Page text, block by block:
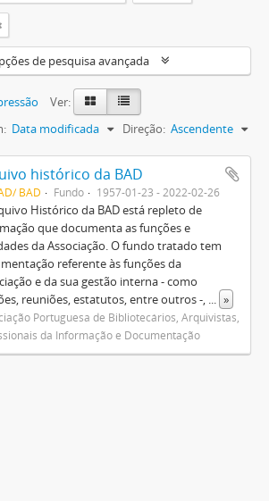
de pesquisa avançada
Ver:
Data modificada Direção: Ascendente
histórico da BAD
BAD Fundo 1957-01-23 - 2022-02-26
Histórico da BAD está repleto de
que documenta as funções e
da Associação. O fundo tratado tem
referente às funções da
e da sua gestão interna - como
reuniões, estatutos, entre outros -, ... »
Portuguesa de Bibliotecários, Arquivistas,
da Informação e Documentação